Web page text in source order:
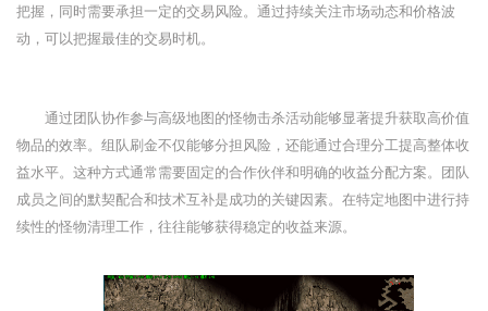
把握，同时需要承担一定的交易风险。通过持续关注市场动态和价格波
动，可以把握最佳的交易时机。
通过团队协作参与高级地图的怪物击杀活动能够显著提升获取高价值
物品的效率。组队刷金不仅能够分担风险，还能通过合理分工提高整体收
益水平。这种方式通常需要固定的合作伙伴和明确的收益分配方案。团队
成员之间的默契配合和技术互补是成功的关键因素。在特定地图中进行持
续性的怪物清理工作，往往能够获得稳定的收益来源。